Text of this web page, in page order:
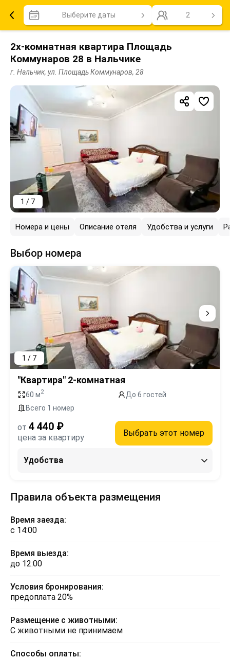
Выберите даты 2
2х-комнатная квартира Площадь
Коммунаров 28 в Нальчике
г. Нальчик, ул. Площадь Коммунаров, 28
1 / 7
Номера и цены Описание отеля Удобства и услуги
Выбор номера
1 / 7
"Квартира" 2-комнатная
60 м2
До 6 гостей
Всего 1 номер
от 4 440 ₽
цена за квартиру Выбрать этот номер
Удобства
Правила объекта размещения
Время заезда:
с 14:00
Время выезда:
до 12:00
Условия бронирования:
предоплата 20%
Размещение с животными:
С животными не принимаем
Способы оплаты: